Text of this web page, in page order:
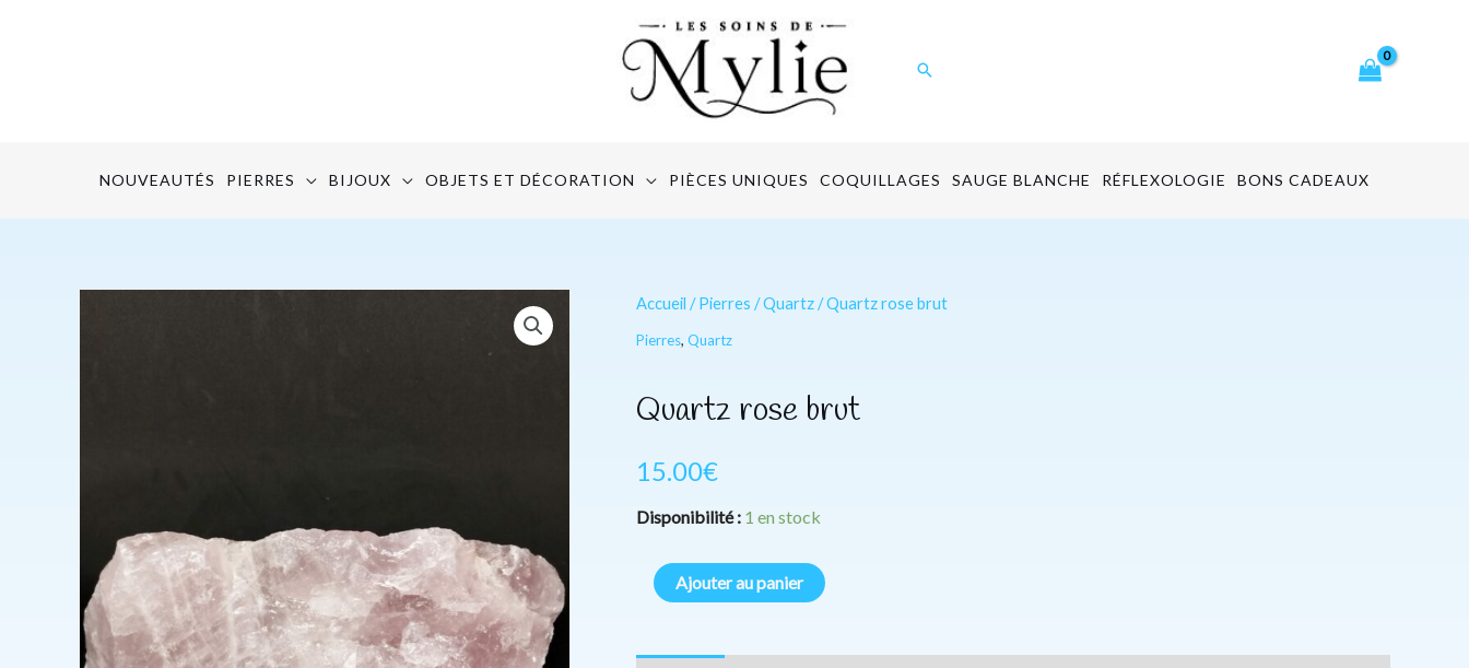
Rechercher
NOUVEAUTÉS PIERRES BIJOUX OBJETS ET DÉCORATION PIÈCES UNIQUES COQUILLAGES SAUGE BLANCHE RÉFLEXOLOGIE BONS CADEAUX
Accueil /Pierres /Quartz/ Quartz rose brut
Pierres, Quartz
Quartz rose brut
15.00€
Disponibilité : 1 en stock
quantité
de
rose
Ajouter au panier